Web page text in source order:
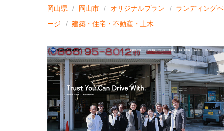
岡山県 岡山市 オリジナルプラン
ランディングペ
ージ
建築・住宅・不動産・土木